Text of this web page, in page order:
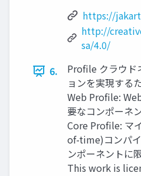
https://
http://
sa/4.0/
6.
Profile クラウド
ョンを実現する
Web Profile:
要なコンポーネ
Core Profile: マ
of-time)コンパイ
ンポーネントに
This work is